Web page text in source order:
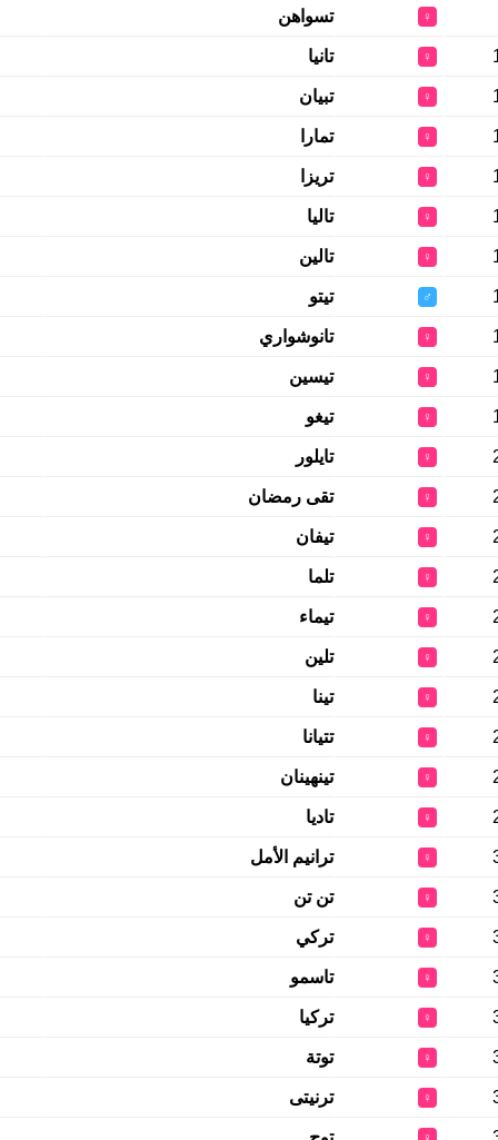
♀ تسواهن
♀ تانيا
♀ تبيان
♀ تمارا
♀ تريزا
♀ تاليا
♀ تالين
♂ تيتو
♀ تانوشواري
♀ تيسين
♀ تيغو
♀ تايلور
♀ تقى رمضان
♀ تيفان
♀ تلما
♀ تيماء
♀ تلين
♀ تينا
♀ تتيانا
♀ تينهينان
♀ تاديا
♀ ترانيم الأمل
♀ تن تن
♀ تركي
♀ تاسمو
♀ تركيا
♀ توتة
♀ ترنيتى